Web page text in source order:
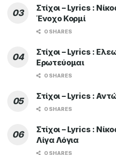
Στίχοι – Lyrics :
Ένοχο Κορμί
0 SHARES
Στίχοι – Lyrics :
Ερωτεύομαι
0 SHARES
Στίχοι – Lyrics :
0 SHARES
Στίχοι – Lyrics :
Λίγα Λόγια
0 SHARES